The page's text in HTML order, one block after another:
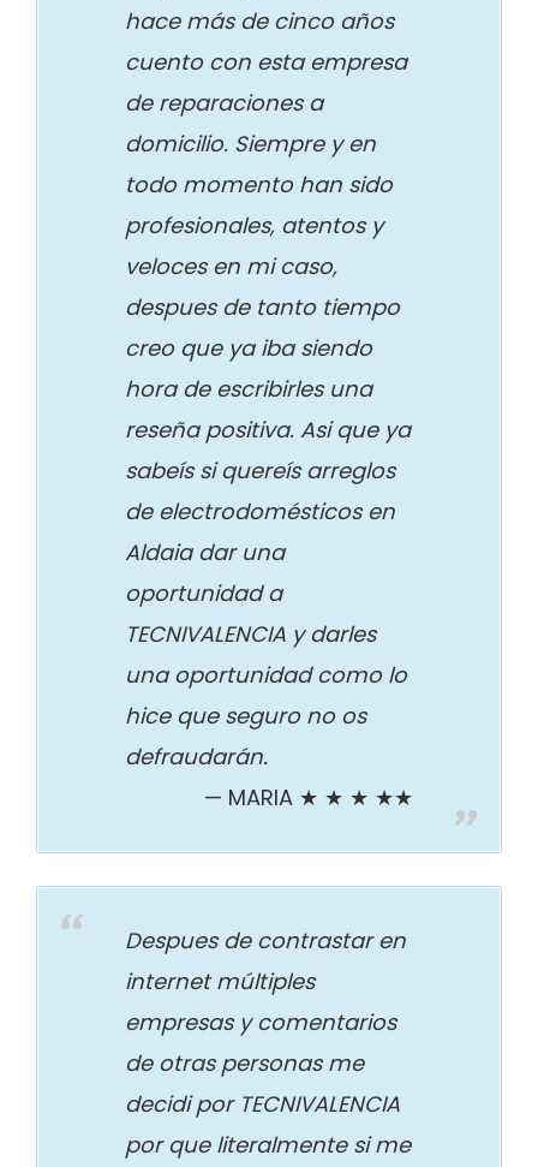
hace más de cinco años
cuento con esta empresa
de reparaciones a
domicilio. Siempre y en
todo momento han sido
profesionales, atentos y
veloces en mi caso,
despues de tanto tiempo
creo que ya iba siendo
hora de escribirles una
reseña positiva. Asi que ya
sabeís si quereís arreglos
de electrodomésticos en
Aldaia dar una
oportunidad a
TECNIVALENCIA y darles
una oportunidad como lo
hice que seguro no os
defraudarán.
MARIA ★ ★ ★ ★★
Despues de contrastar en
internet múltiples
empresas y comentarios
de otras personas me
decidi por TECNIVALENCIA
por que literalmente si me